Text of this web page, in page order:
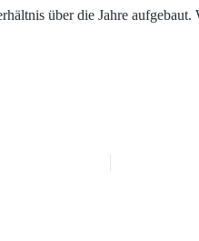
über die Jahre